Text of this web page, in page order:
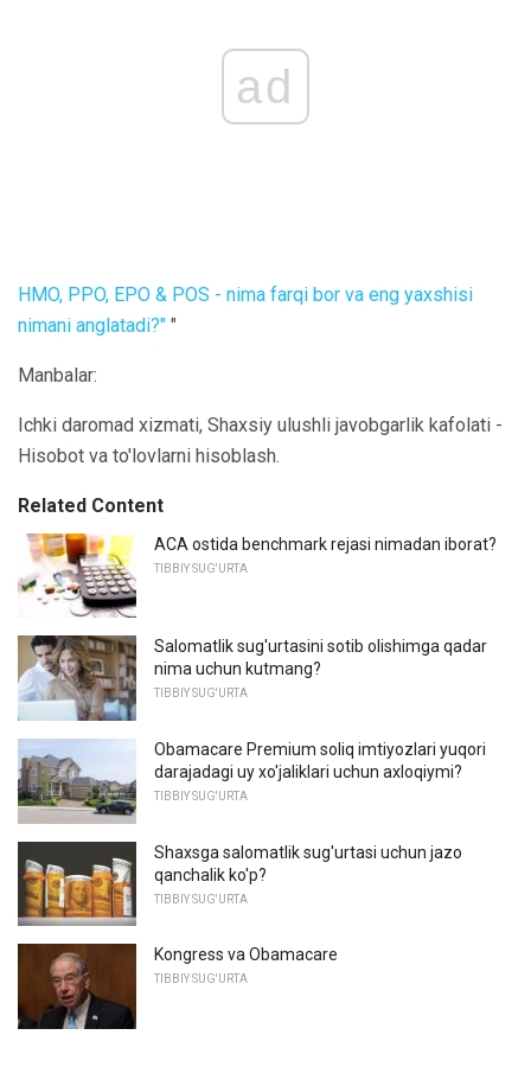
ad
HMO, PPO, EPO & POS - nima farqi bor va eng yaxshisi
nimani anglatadi?" "
Manbalar:
Ichki daromad xizmati, Shaxsiy ulushli javobgarlik kafolati -
Hisobot va to'lovlarni hisoblash.
Related Content
ACA ostida benchmark rejasi nimadan iborat?
TIBBIY SUG'URTA
Salomatlik sug'urtasini sotib olishimga qadar
nima uchun kutmang?
TIBBIY SUG'URTA
Obamacare Premium soliq imtiyozlari yuqori
darajadagi uy xo'jaliklari uchun axloqiymi?
TIBBIY SUG'URTA
Shaxsga salomatlik sug'urtasi uchun jazo
qanchalik ko'p?
TIBBIY SUG'URTA
Kongress va Obamacare
TIBBIY SUG'URTA